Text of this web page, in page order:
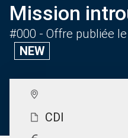
Mission
#000 - Offre publiée le
NEW
CDI